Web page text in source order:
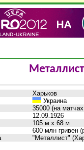
Металлист
Харьков
Украина
35000 (на
12.09.1926
105 м x 68 м
600 млн гривен
"Металлист"